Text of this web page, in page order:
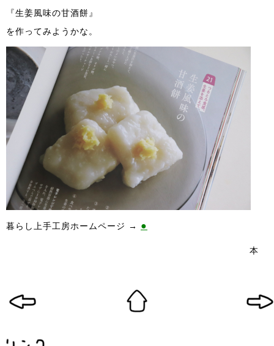
『生姜風味の甘酒餅』
を作ってみようかな。
暮らし上手工房ホームページ → ●
本